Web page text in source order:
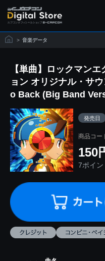
> 音楽データ
【単曲】ロックマン
ョン オリジナル・サ
o Back (Big Band
発売日
商品コー
150
7ポイ